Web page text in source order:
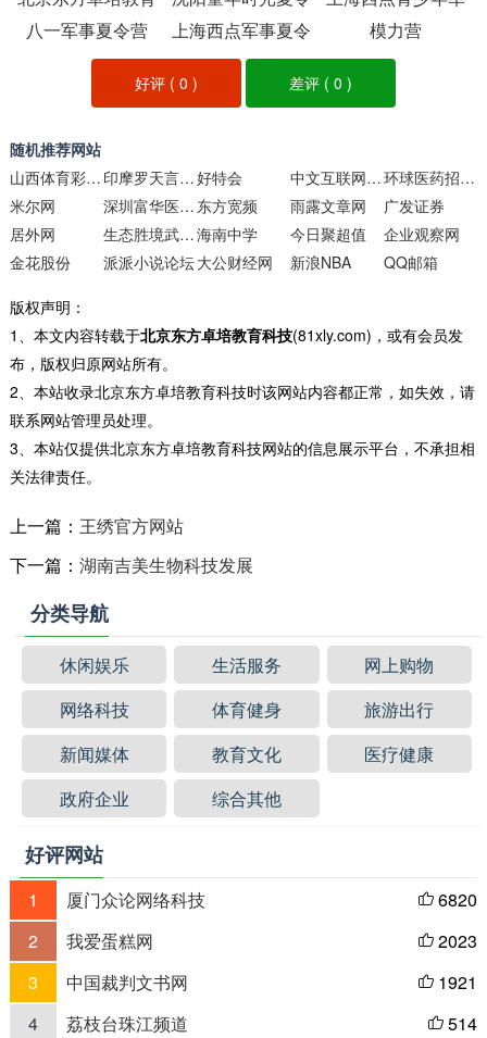
科技
营
事夏令营
八一军事夏令营
上海西点军事夏令
营
模力营
好评 (0 ) 差评 ( 0 )
随机推荐网站
山西体育彩票网
印摩罗天言情小说好特会 中文互联网数据研究中心
环球医药招商网
米尔网
深圳富华医疗美容医院 东方宽频 雨露文章网
广发证券
居外网
生态胜境武功山海南中学 今日聚超值
企业观察网
金花股份
派派小说论坛大公财经网 新浪NBA QQ邮箱
版权声明：
1、本文内容转载于北京东方卓培教育科技(81xly.com)，或有会员发
布，版权归原网站所有。
2、本站收录北京东方卓培教育科技时该网站内容都正常，如失效，请
联系网站管理员处理。
3、本站仅提供北京东方卓培教育科技网站的信息展示平台，不承担相
关法律责任。
上一篇： 王绣官方网站
下一篇： 湖南吉美生物科技发展
分类导航
休闲娱乐 生活服务
网上购物
网络科技
体育健身
旅游出行
新闻媒体
教育文化
医疗健康
政府企业
综合其他
好评网站
1 厦门众论网络科技  6820
2
我爱蛋糕网  2023
3
中国裁判文书网  1921
4
荔枝台珠江频道  514